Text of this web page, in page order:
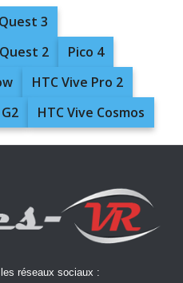
3
2
Pico 4
HTC Vive Pro 2
HTC Vive Cosmos
réseaux sociaux :